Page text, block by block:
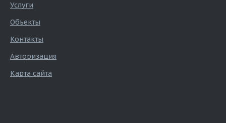
Услуги
Объекты
Контакты
Авторизация
Карта сайта